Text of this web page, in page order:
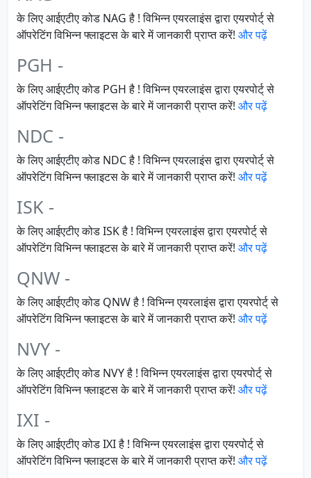
के लिए आईएटीए कोड NAG है ! विभिन्न एयरलाइंस द्वारा एयरपोर्ट् से
ऑपरेटिंग विभिन्न फ्लाइटस के बारे में जानकारी प्राप्त करें! और पढ़ें
PGH -
के लिए आईएटीए कोड PGH है ! विभिन्न एयरलाइंस द्वारा एयरपोर्ट् से
ऑपरेटिंग विभिन्न फ्लाइटस के बारे में जानकारी प्राप्त करें! और पढ़ें
NDC -
के लिए आईएटीए कोड NDC है ! विभिन्न एयरलाइंस द्वारा एयरपोर्ट् से
ऑपरेटिंग विभिन्न फ्लाइटस के बारे में जानकारी प्राप्त करें! और पढ़ें
ISK -
के लिए आईएटीए कोड ISK है ! विभिन्न एयरलाइंस द्वारा एयरपोर्ट् से
ऑपरेटिंग विभिन्न फ्लाइटस के बारे में जानकारी प्राप्त करें! और पढ़ें
QNW -
के लिए आईएटीए कोड QNW है ! विभिन्न एयरलाइंस द्वारा एयरपोर्ट् से
ऑपरेटिंग विभिन्न फ्लाइटस के बारे में जानकारी प्राप्त करें! और पढ़ें
NVY -
के लिए आईएटीए कोड NVY है ! विभिन्न एयरलाइंस द्वारा एयरपोर्ट् से
ऑपरेटिंग विभिन्न फ्लाइटस के बारे में जानकारी प्राप्त करें! और पढ़ें
IXI -
के लिए आईएटीए कोड IXI है ! विभिन्न एयरलाइंस द्वारा एयरपोर्ट् से
ऑपरेटिंग विभिन्न फ्लाइटस के बारे में जानकारी प्राप्त करें! और पढ़ें